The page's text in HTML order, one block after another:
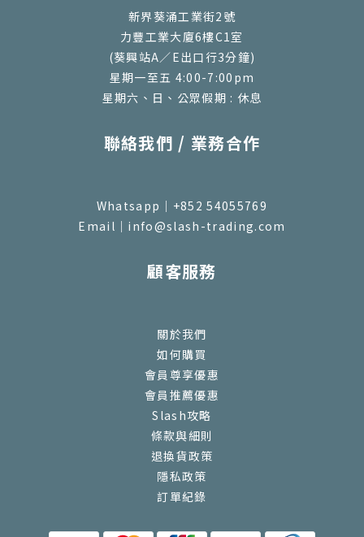
新界葵涌工業街2號
力豐工業大廈6樓C1室
(葵興站A／E出口行3分鐘)
星期一至五 4:00-7:00pm
星期六、日、公眾假期 : 休息
聯絡我們 / 業務合作
Whatsapp｜+852 54055769
Email｜info@slash-trading.com
顧客服務
關於我們
如何購買
會員尊享優惠
會員推薦優惠
Slash攻略
條款與細則
退換貨政策
隱私政策
訂單紀錄